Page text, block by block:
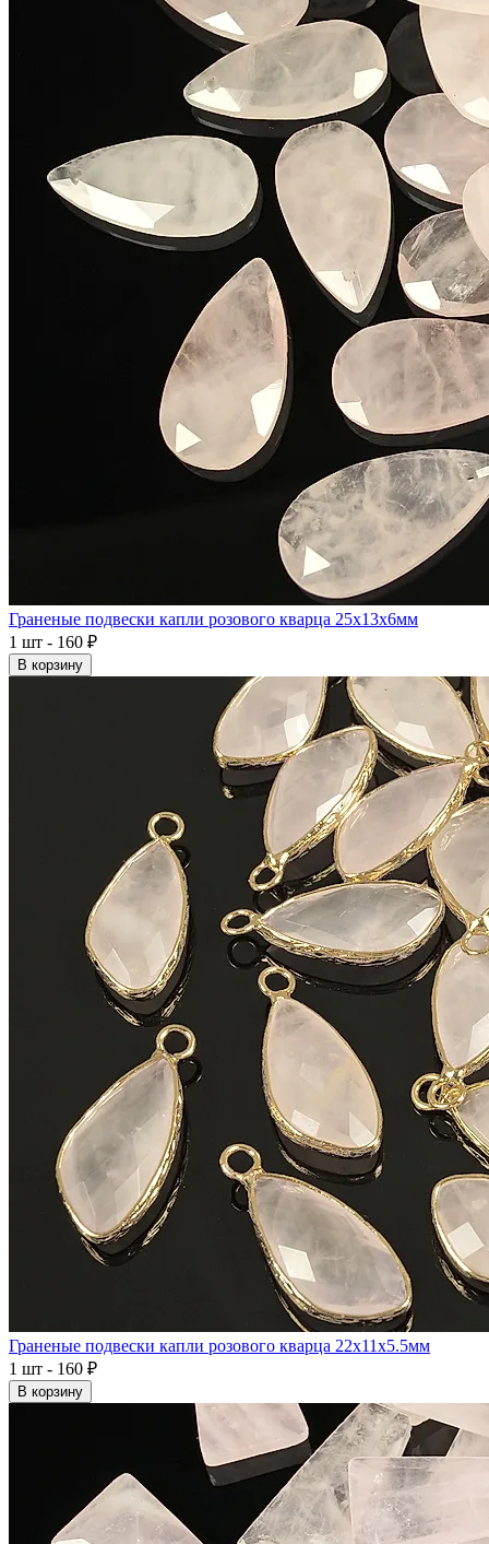
Граненые подвески капли розового кварца 25x13x6мм
1 шт - 160 ₽
В корзину
Граненые подвески капли розового кварца 22x11x5.5мм
1 шт - 160 ₽
В корзину